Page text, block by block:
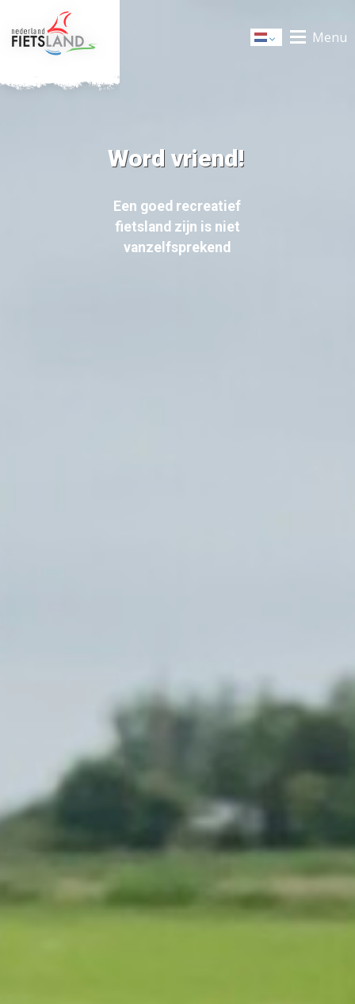
Dutch Menu
Word vriend!
Een goed recreatief
fietsland zijn is niet
vanzelfsprekend